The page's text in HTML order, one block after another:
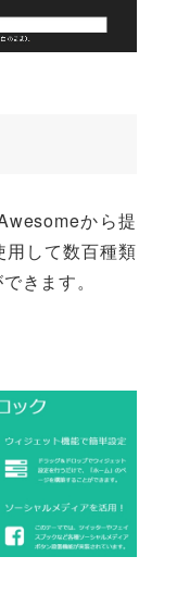
から提
して数百種類
きます。